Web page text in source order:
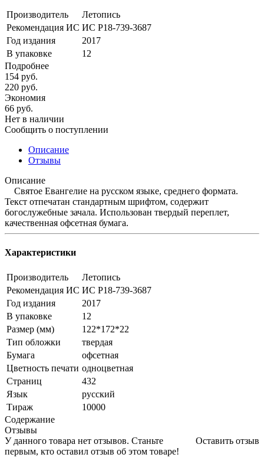
Производитель
Летопись
Рекомендация ИС ИС Р18-739-3687
Год издания
2017
В упаковке
12
Подробнее
154 руб.
220 руб.
Экономия
66 руб.
Нет в наличии
Сообщить о поступлении
Описание
Отзывы
Описание
Святое Евангелие на русском языке, среднего формата.
Текст отпечатан стандартным шрифтом, содержит
богослужебные зачала. Использован твердый переплет,
качественная офсетная бумага.
Характеристики
Производитель
Летопись
Рекомендация ИС ИС Р18-739-3687
Год издания
2017
В упаковке
12
Размер (мм)
122*172*22
Тип обложки
твердая
Бумага
офсетная
Цветность печати одноцветная
Страниц
432
Язык
русский
Тираж
10000
Содержание
Отзывы
Оставить отзыв
У данного товара нет отзывов. Станьте
первым, кто оставил отзыв об этом товаре!